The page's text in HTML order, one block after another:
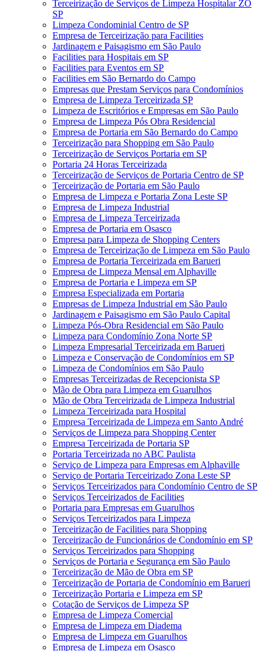
Terceirização de Serviços de Limpeza Hospitalar ZO
SP
Limpeza Condominial Centro de SP
Empresa de Terceirização para Facilities
Jardinagem e Paisagismo em São Paulo
Facilities para Hospitais em SP
Facilities para Eventos em SP
Facilities em São Bernardo do Campo
Empresas que Prestam Serviços para Condomínios
Empresa de Limpeza Terceirizada SP
Limpeza de Escritórios e Empresas em São Paulo
Empresa de Limpeza Pós Obra Residencial
Empresa de Portaria em São Bernardo do Campo
Terceirização para Shopping em São Paulo
Terceirização de Serviços Portaria em SP
Portaria 24 Horas Terceirizada
Terceirização de Serviços de Portaria Centro de SP
Terceirização de Portaria em São Paulo
Empresa de Limpeza e Portaria Zona Leste SP
Empresa de Limpeza Industrial
Empresa de Limpeza Terceirizada
Empresa de Portaria em Osasco
Empresa para Limpeza de Shopping Centers
Empresa de Terceirização de Limpeza em São Paulo
Empresa de Portaria Terceirizada em Barueri
Empresa de Limpeza Mensal em Alphaville
Empresa de Portaria e Limpeza em SP
Empresa Especializada em Portaria
Empresas de Limpeza Industrial em São Paulo
Jardinagem e Paisagismo em São Paulo Capital
Limpeza Pós-Obra Residencial em São Paulo
Limpeza para Condomínio Zona Norte SP
Limpeza Empresarial Terceirizada em Barueri
Limpeza e Conservação de Condomínios em SP
Limpeza de Condomínios em São Paulo
Empresas Terceirizadas de Recepcionista SP
Mão de Obra para Limpeza em Guarulhos
Mão de Obra Terceirizada de Limpeza Industrial
Limpeza Terceirizada para Hospital
Empresa Terceirizada de Limpeza em Santo André
Serviços de Limpeza para Shopping Center
Empresa Terceirizada de Portaria SP
Portaria Terceirizada no ABC Paulista
Serviço de Limpeza para Empresas em Alphaville
Serviço de Portaria Terceirizado Zona Leste SP
Serviços Terceirizados para Condomínio Centro de SP
Serviços Terceirizados de Facilities
Portaria para Empresas em Guarulhos
Serviços Terceirizados para Limpeza
Terceirização de Facilities para Shopping
Terceirização de Funcionários de Condomínio em SP
Serviços Terceirizados para Shopping
Serviços de Portaria e Segurança em São Paulo
Terceirização de Mão de Obra em SP
Terceirização de Portaria de Condomínio em Barueri
Terceirização Portaria e Limpeza em SP
Cotação de Serviços de Limpeza SP
Empresa de Limpeza Comercial
Empresa de Limpeza em Diadema
Empresa de Limpeza em Guarulhos
Empresa de Limpeza em Osasco